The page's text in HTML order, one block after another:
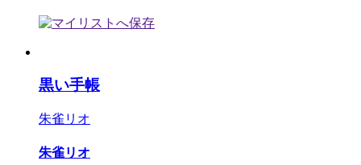
黒い手帳
朱雀リオ
朱雀リオ